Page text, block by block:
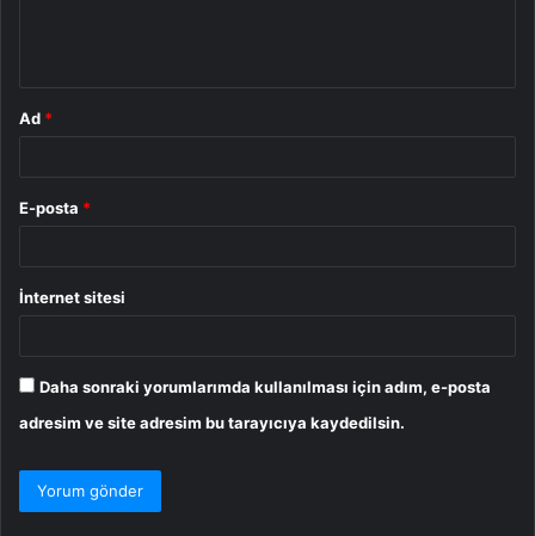
Ad *
E-posta *
İnternet sitesi
Daha sonraki yorumlarımda kullanılması için adım, e-posta
adresim ve site adresim bu tarayıcıya kaydedilsin.